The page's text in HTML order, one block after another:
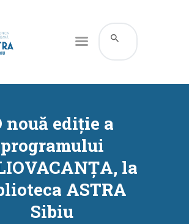
nouă ediție a
programului
la
ASTRA
Sibiu
ONLINE
UTILE